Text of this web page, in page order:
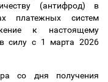
(антифрод) в
платежных систем
к настоящему
силу с 1 марта 2026
со дня получения